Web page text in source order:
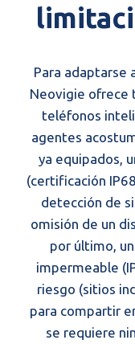
Para adaptarse
Neovigie ofrece
teléfonos
agentes
ya equipados,
(certificación
detección de
omisión de un
por último,
impermeable
riesgo (sitios
para compartir
se requiere